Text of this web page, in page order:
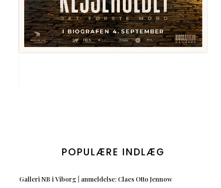
POPULÆRE INDLÆG
Galleri NB i Viborg | anmeldelse: Claes Otto Jennow